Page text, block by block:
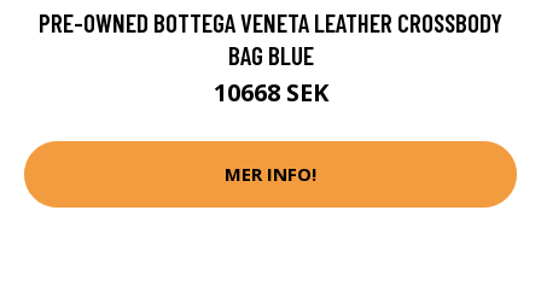
PRE-OWNED BOTTEGA VENETA LEATHER CROSSBODY
BAG BLUE
10668 SEK
MER INFO!